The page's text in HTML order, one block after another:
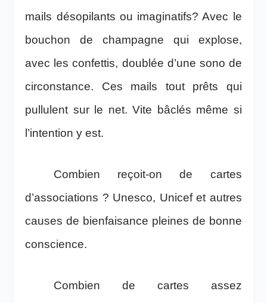
mails désopilants ou imaginatifs? Avec le
bouchon de champagne qui explose,
avec les confettis, doublée d’une sono de
circonstance. Ces mails tout prêts qui
pullulent sur le net. Vite bâclés même si
l’intention y est.
Combien reçoit-on de cartes
d’associations ? Unesco, Unicef et autres
causes de bienfaisance pleines de bonne
conscience.
Combien de cartes assez